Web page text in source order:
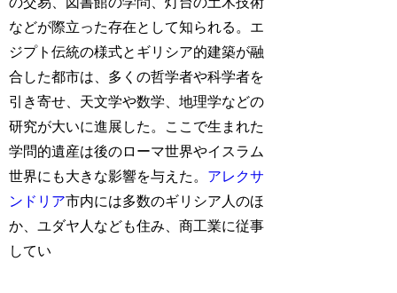
などが際立った存在として知られる。エ
ジプト伝統の様式とギリシア的建築が融
合した都市は、多くの哲学者や科学者を
引き寄せ、天文学や数学、地理学などの
研究が大いに進展した。ここで生まれた
学問的遺産は後のローマ世界やイスラム
世界にも大きな影響を与えた。 アレクサ
ンドリア市内には多数のギリシア人のほ
か、ユダヤ人なども住み、商工業に従事
してい